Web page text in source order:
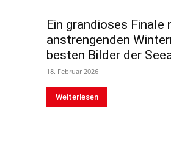
Ein grandioses Finale
anstrengenden
besten Bilder der
18. Februar 2026
Weiterlesen